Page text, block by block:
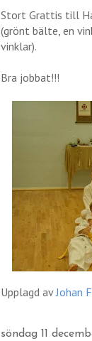
Stort Grattis till
(grönt bälte, en
vinklar).
Bra jobbat!!!
Upplagd avJohan
söndag 11